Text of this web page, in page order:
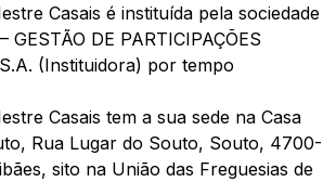
Casais é instituída pela sociedade
GESTÃO DE PARTICIPAÇÕES
(Instituidora) por tempo
Casais tem a sua sede na Casa
Rua Lugar do Souto, Souto, 4700-
sito na União das Freguesias de